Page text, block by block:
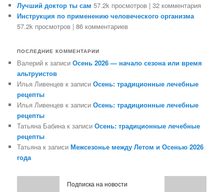
Лучший доктор ты сам 57.2k просмотров |32 комментария
Инструкция по применению человеческого организма
57.2k просмотров |86 комментариев
ПОСЛЕДНИЕ КОММЕНТАРИИ
Валерий к записиОсень 2026 — начало сезона или время
альтруистов
Илья Ливенцев к записиОсень: традиционные лечебные
рецепты
Илья Ливенцев к записиОсень: традиционные лечебные
рецепты
Татьяна Бабина к записиОсень: традиционные лечебные
рецепты
Татьяна к записиМежсезонье между Летом и Осенью 2026
года
Подписка на новости